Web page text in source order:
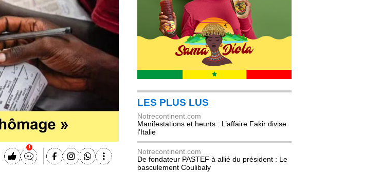
1
LES PLUS LUS
Notrecontinent.com
Manifestations et heurts : L’affaire Fakir divise
l’Italie
Notrecontinent.com
De fondateur PASTEF à allié du président : Le
basculement Coulibaly